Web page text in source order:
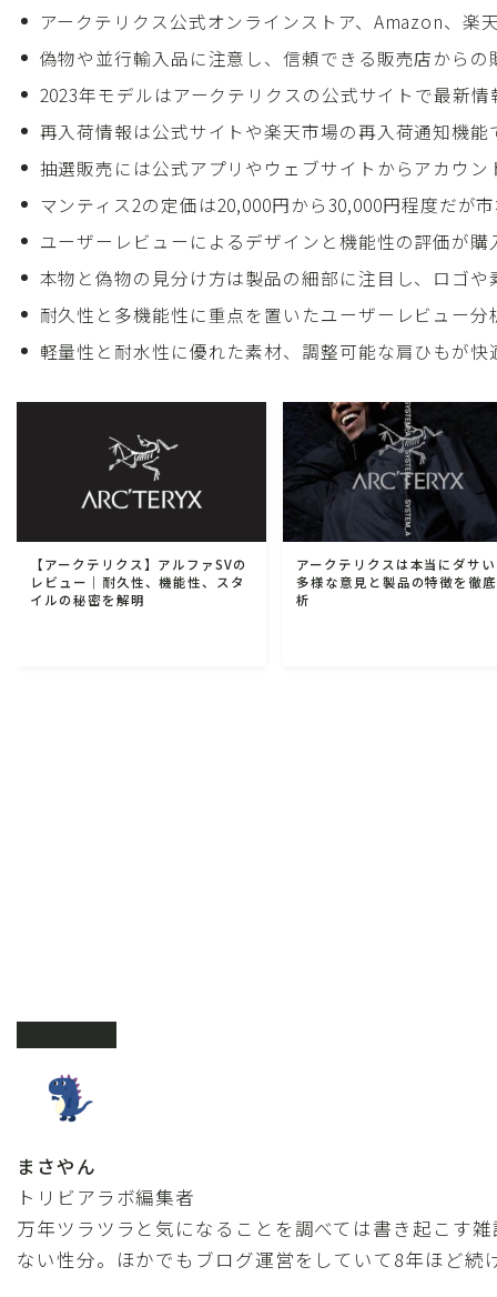
アークテリクス公式オンラインストア、Amazon、
偽物や並行輸入品に注意し、信頼できる販売店からの
2023年モデルはアークテリクスの公式サイトで最新
再入荷情報は公式サイトや楽天市場の再入荷通知機能
抽選販売には公式アプリやウェブサイトからアカウ
マンティス2の定価は20,000円から30,000円程度だが
ユーザーレビューによるデザインと機能性の評価が購
本物と偽物の見分け方は製品の細部に注目し、ロゴ
耐久性と多機能性に重点を置いたユーザーレビュー分
軽量性と耐水性に優れた素材、調整可能な肩ひもが
【アークテリクス】アルファSVの
レビュー｜耐久性、機能性、スタ
イルの秘密を解明
アークテリクスは本当にダサ
多様な意見と製品の特徴を徹
析
まさやん
トリビアラボ編集者
万年ツラツラと気になることを調べては書き起こす
ない性分。ほかでもブログ運営をしていて8年ほど